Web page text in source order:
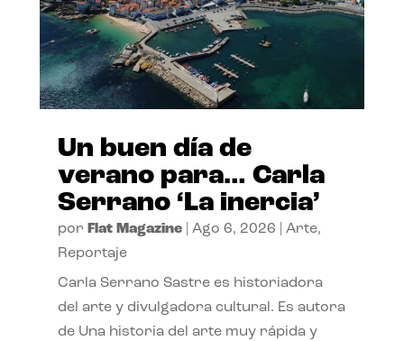
Un buen día de
verano para… Carla
Serrano ‘La inercia’
por Flat Magazine| Ago 6, 2026 Arte,
Reportaje
Carla Serrano Sastre es historiadora
del arte y divulgadora cultural. Es autora
de Una historia del arte muy rápida y